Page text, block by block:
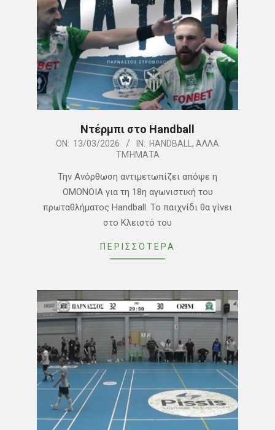
Ντέρμπι στο Handball
2026-ON: 13/03/2026 IN: HANDBALL, ΆΛΛΑ
ΤΜΉΜΑΤΑ
Την Ανόρθωση αντιμετωπίζει απόψε η
ΟΜΟΝΟΙΑ για τη 18η αγωνιστική του
πρωταθλήματος Handball. Το παιχνίδι θα γίνει
στο Κλειστό του
ΠΕΡΙΣΣΌΤΕΡΑ